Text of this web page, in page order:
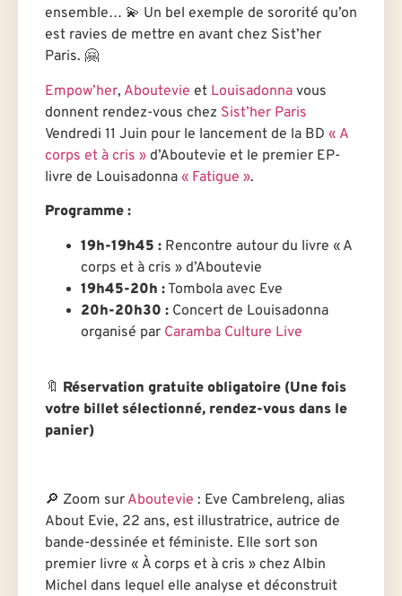
ensemble… 💫 Un bel exemple de sororité qu’on
est ravies de mettre en avant chez Sist’her
Paris. 🤗
Empow’her, Aboutevie et Louisadonna vous
donnent rendez-vous chez Sist’her Paris
Vendredi 11 Juin pour le lancement de la BD « A
corps et à cris » d’Aboutevie et le premier EP-
livre de Louisadonna « Fatigue ».
Programme :
19h-19h45 : Rencontre autour du livre « A
corps et à cris » d’Aboutevie
19h45-20h :Tombola avec Eve
20h-20h30 : Concert de Louisadonna
organisé par Caramba Culture Live
🔖 Réservation gratuite obligatoire (Une fois
votre billet sélectionné, rendez-vous dans le
panier)
🔎 Zoom sur Aboutevie : Eve Cambreleng, alias
About Evie, 22 ans, est illustratrice, autrice de
bande-dessinée et féministe. Elle sort son
premier livre « À corps et à cris » chez Albin
Michel dans lequel elle analyse et déconstruit